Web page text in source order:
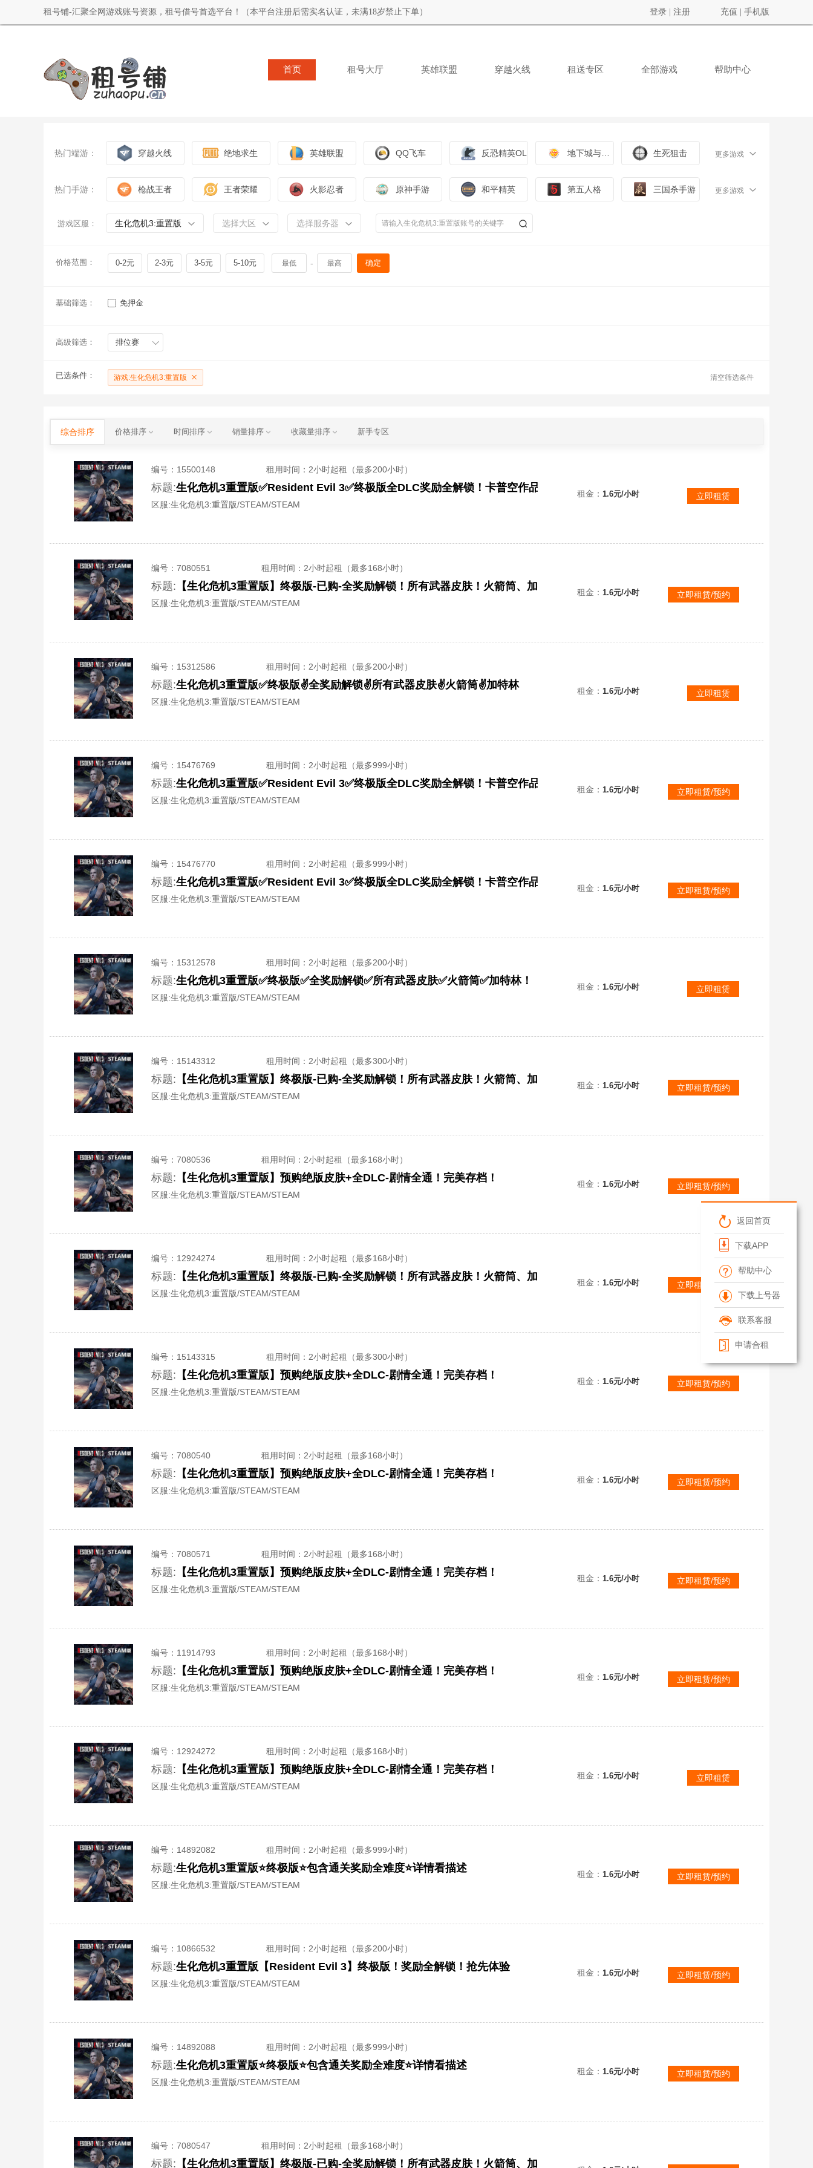
租号铺-汇聚全网游戏账号资源，租号借号首选平台！（本平台注册后需实名认证，未满18岁禁止下单） 登录 注册 充值 手机版
首页 租号大厅 英雄联盟 穿越火线 租送专区 全部游戏 帮助中心
返回首页
下载APP
帮助中心
下载上号器
联系客服
申请合租
热门端游： 穿越火线 绝地求生 英雄联盟 QQ飞车 反恐精英OL 生死狙击 更多游戏
热门手游： 枪战王者 王者荣耀 火影忍者 原神手游 和平精英 第五人格 三国杀手游 更多游戏
游戏区服： 生化危机3:重置版 选择大区 选择服务器
价格范围： 0-2元 2-3元 3-5元 5-10元 - 确定
基础筛选： 免押金
高级筛选： 排位赛
已选条件： 游戏:生化危机3:重置版 清空筛选条件
综合排序 价格排序 时间排序 销量排序 收藏量排序 新手专区
编号： 15500148 租用时间 ：2小时起租（最多200小时）
标题:生化危机3重置版✅Resident Evil 3✅终极版全DLC奖励全解锁！卡普空作品极致体验
区服:生化危机3:重置版/STEAM/STEAM
租金： 1.6元/小时 立即租赁
编号：7080551 租用时间 ：2小时起租（最多168小时）
标题: 【生化危机3重置版】终极版-已购-全奖励解锁！所有武器皮肤！火箭筒、加特林！
区服:生化危机3:重置版/STEAM/STEAM
租金： 1.6元/小时 立即租赁/预约
编号： 15312586 租用时间 ：2小时起租（最多200小时）
标题:生化危机3重置版✅终极版✌全奖励解锁✌所有武器皮肤✌火箭筒✌加特林
区服:生化危机3:重置版/STEAM/STEAM
租金： 1.6元/小时 立即租赁
编号： 15476769 租用时间 ：2小时起租（最多999小时）
标题:生化危机3重置版✅Resident Evil 3✅终极版全DLC奖励全解锁！卡普空作品极致体验
区服:生化危机3:重置版/STEAM/STEAM
租金： 1.6元/小时 立即租赁/预约
编号： 15476770 租用时间 ：2小时起租（最多999小时）
标题:生化危机3重置版✅Resident Evil 3✅终极版全DLC奖励全解锁！卡普空作品极致体验
区服:生化危机3:重置版/STEAM/STEAM
租金： 1.6元/小时 立即租赁/预约
编号： 15312578 租用时间 ：2小时起租（最多200小时）
标题:生化危机3重置版✅终极版✅全奖励解锁✅所有武器皮肤✅火箭筒✅加特林！
区服:生化危机3:重置版/STEAM/STEAM
租金： 1.6元/小时 立即租赁
编号： 15143312 租用时间 ：2小时起租（最多300小时）
标题: 【生化危机3重置版】终极版-已购-全奖励解锁！所有武器皮肤！火箭筒、加特林！
区服:生化危机3:重置版/STEAM/STEAM
租金： 1.6元/小时 立即租赁/预约
编号：7080536 租用时间 ：2小时起租（最多168小时）
标题: 【生化危机3重置版】预购绝版皮肤+全DLC-剧情全通！完美存档！
区服:生化危机3:重置版/STEAM/STEAM
租金： 1.6元/小时 立即租赁/预约
编号： 12924274 租用时间 ：2小时起租（最多168小时）
标题: 【生化危机3重置版】终极版-已购-全奖励解锁！所有武器皮肤！火箭筒、加特林！
区服:生化危机3:重置版/STEAM/STEAM
租金： 1.6元/小时 立即租赁/预约
编号： 15143315 租用时间 ：2小时起租（最多300小时）
标题: 【生化危机3重置版】预购绝版皮肤+全DLC-剧情全通！完美存档！
区服:生化危机3:重置版/STEAM/STEAM
租金： 1.6元/小时 立即租赁/预约
编号：7080540 租用时间 ：2小时起租（最多168小时）
标题: 【生化危机3重置版】预购绝版皮肤+全DLC-剧情全通！完美存档！
区服:生化危机3:重置版/STEAM/STEAM
租金： 1.6元/小时 立即租赁/预约
编号：7080571 租用时间 ：2小时起租（最多168小时）
标题: 【生化危机3重置版】预购绝版皮肤+全DLC-剧情全通！完美存档！
区服:生化危机3:重置版/STEAM/STEAM
租金： 1.6元/小时 立即租赁/预约
编号： 11914793 租用时间 ：2小时起租（最多168小时）
标题: 【生化危机3重置版】预购绝版皮肤+全DLC-剧情全通！完美存档！
区服:生化危机3:重置版/STEAM/STEAM
租金： 1.6元/小时 立即租赁/预约
编号： 12924272 租用时间 ：2小时起租（最多168小时）
标题: 【生化危机3重置版】预购绝版皮肤+全DLC-剧情全通！完美存档！
区服:生化危机3:重置版/STEAM/STEAM
租金： 1.6元/小时 立即租赁
编号： 14892082 租用时间 ：2小时起租（最多999小时）
标题:生化危机3重置版⭐终极版⭐包含通关奖励全难度⭐详情看描述
区服:生化危机3:重置版/STEAM/STEAM
租金： 1.6元/小时 立即租赁/预约
编号： 10866532 租用时间 ：2小时起租（最多200小时）
标题:生化危机3重置版【Resident Evil 3】终极版！奖励全解锁！抢先体验
区服:生化危机3:重置版/STEAM/STEAM
租金： 1.6元/小时 立即租赁/预约
编号： 14892088 租用时间 ：2小时起租（最多999小时）
标题:生化危机3重置版⭐终极版⭐包含通关奖励全难度⭐详情看描述
区服:生化危机3:重置版/STEAM/STEAM
租金： 1.6元/小时 立即租赁/预约
编号：7080547 租用时间 ：2小时起租（最多168小时）
标题: 【生化危机3重置版】终极版-已购-全奖励解锁！所有武器皮肤！火箭筒、加特林！